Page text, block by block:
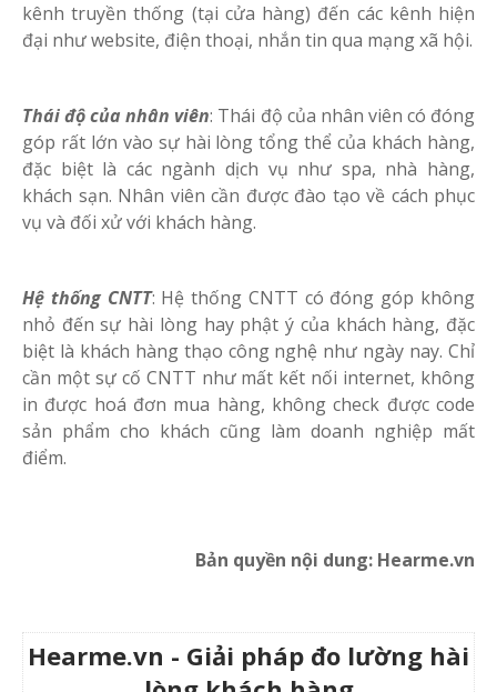
kênh truyền thống (tại cửa hàng) đến các kênh hiện
đại như website, điện thoại, nhắn tin qua mạng xã hội.
Thái độ của nhân viên: Thái độ của nhân viên có đóng
góp rất lớn vào sự hài lòng tổng thể của khách hàng,
đặc biệt là các ngành dịch vụ như spa, nhà hàng,
khách sạn. Nhân viên cần được đào tạo về cách phục
vụ và đối xử với khách hàng.
Hệ thống CNTT: Hệ thống CNTT có đóng góp không
nhỏ đến sự hài lòng hay phật ý của khách hàng, đặc
biệt là khách hàng thạo công nghệ như ngày nay. Chỉ
cần một sự cố CNTT như mất kết nối internet, không
in được hoá đơn mua hàng, không check được code
sản phẩm cho khách cũng làm doanh nghiệp mất
điểm.
Bản quyền nội dung: Hearme.vn
Hearme.vn - Giải pháp đo lường hài